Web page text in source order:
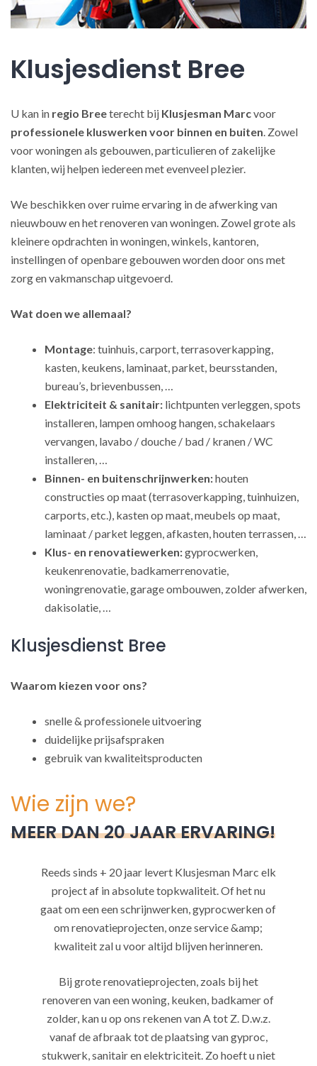
Klusjesdienst Bree
U kan in regio Breeterecht bij Klusjesman Marcvoor
professionele kluswerken voor binnen en buiten. Zowel
voor woningen als gebouwen, particulieren of zakelijke
klanten, wij helpen iedereen met evenveel plezier.
We beschikken over ruime ervaring in de afwerking van
nieuwbouw en het renoveren van woningen. Zowel grote als
kleinere opdrachten in woningen, winkels, kantoren,
instellingen of openbare gebouwen worden door ons met
zorg en vakmanschap uitgevoerd.
Wat doen we allemaal?
Montage: tuinhuis, carport, terrasoverkapping,
kasten, keukens, laminaat, parket, beursstanden,
bureau’s, brievenbussen, …
Elektriciteit & sanitair: lichtpunten verleggen, spots
installeren, lampen omhoog hangen, schakelaars
vervangen, lavabo / douche / bad / kranen / WC
installeren, …
Binnen- en buitenschrijnwerken:houten
constructies op maat (terrasoverkapping, tuinhuizen,
carports, etc.), kasten op maat, meubels op maat,
laminaat / parket leggen, afkasten, houten terrassen, …
Klus- en renovatiewerken:gyprocwerken,
keukenrenovatie, badkamerrenovatie,
woningrenovatie, garage ombouwen, zolder afwerken,
dakisolatie, …
Klusjesdienst Bree
Waarom kiezen voor ons?
snelle & professionele uitvoering
duidelijke prijsafspraken
gebruik van kwaliteitsproducten
Wie zijn we?
MEER DAN 20 JAAR ERVARING!
Reeds sinds + 20 jaar levert Klusjesman Marc elk
project af in absolute topkwaliteit. Of het nu
gaat om een een schrijnwerken, gyprocwerken of
om renovatieprojecten, onze service &amp;
kwaliteit zal u voor altijd blijven herinneren.
Bij grote renovatieprojecten, zoals bij het
renoveren van een woning, keuken, badkamer of
zolder, kan u op ons rekenen van A tot Z. D.w.z.
vanaf de afbraak tot de plaatsing van gyproc,
stukwerk, sanitair en elektriciteit. Zo hoeft u niet